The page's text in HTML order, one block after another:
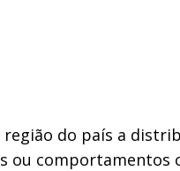
região do país a
ou comportamentos